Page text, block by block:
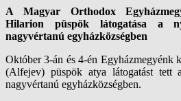
A Magyar Orthodox
Hilarion püspök látogatása a
nagyvértanú egyházközségben
Október 3-án és 4-én Egyházmegyénk
(Alfejev) püspök atya látogatást tett
nagyvértanú egyházközségben.